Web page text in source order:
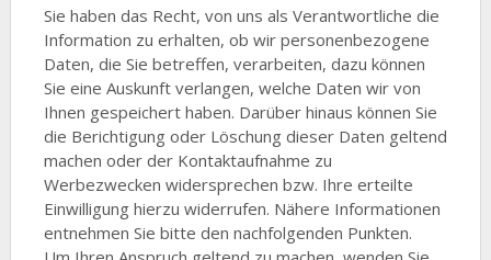
Sie haben das Recht, von uns als Verantwortliche die
Information zu erhalten, ob wir personenbezogene
Daten, die Sie betreffen, verarbeiten, dazu können
Sie eine Auskunft verlangen, welche Daten wir von
Ihnen gespeichert haben. Darüber hinaus können Sie
die Berichtigung oder Löschung dieser Daten geltend
machen oder der Kontaktaufnahme zu
Werbezwecken widersprechen bzw. Ihre erteilte
Einwilligung hierzu widerrufen. Nähere Informationen
entnehmen Sie bitte den nachfolgenden Punkten.